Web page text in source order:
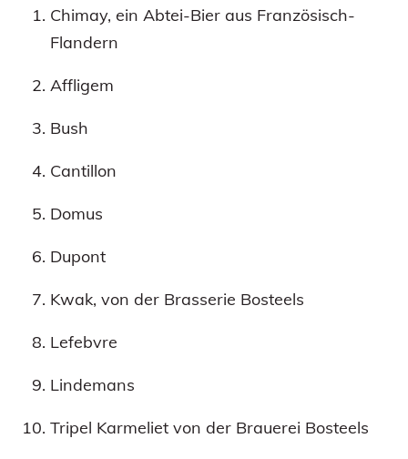
Chimay, ein Abtei-Bier aus Französisch-
Flandern
Affligem
Bush
Cantillon
Domus
Dupont
Kwak, von der Brasserie Bosteels
Lefebvre
Lindemans
Tripel Karmeliet von der Brauerei Bosteels